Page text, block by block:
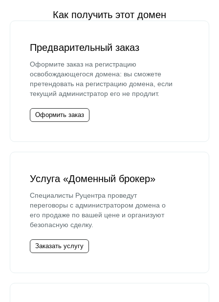
Как получить этот домен
Предварительный заказ
Оформите заказ на регистрацию
освобождающегося домена: вы сможете
претендовать на регистрацию домена, если
текущий администратор его не продлит.
Оформить заказ
Услуга «Доменный брокер»
Специалисты Руцентра проведут
переговоры с администратором домена о
его продаже по вашей цене и организуют
безопасную сделку.
Заказать услугу